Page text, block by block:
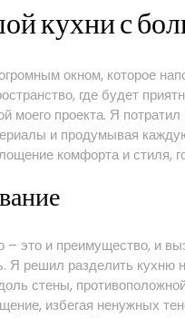
кухни с
окном, которое
где будет
моего проекта. Я
и продумывая
комфорта и стиля,
– это и преимущество, и
Я решил разделить
стены,
избегая ненужных